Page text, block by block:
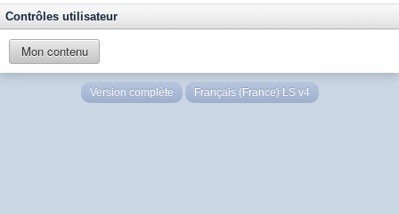
Contrôles utilisateur
Mon contenu
Version complète Français (France) LS v4